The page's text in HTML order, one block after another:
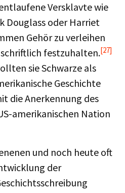
Versklavte wie
Douglass oder Harriet
Gehör zu verleihen
festzuhalten.[27]
sie Schwarze als
Geschichte
die Anerkennung des
amerikanischen Nation
und noch heute oft
der